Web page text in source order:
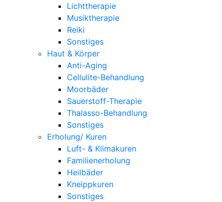
Lichttherapie
Musiktherapie
Reiki
Sonstiges
Haut & Körper
Anti-Aging
Cellulite-Behandlung
Moorbäder
Sauerstoff-Therapie
Thalasso-Behandlung
Sonstiges
Erholung/ Kuren
Luft- & Klimakuren
Familienerholung
Heilbäder
Kneippkuren
Sonstiges